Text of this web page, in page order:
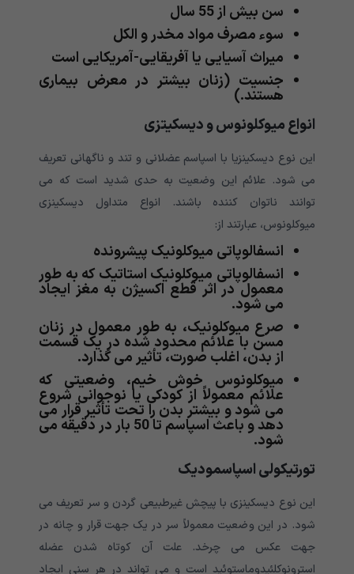
سن بیش از 55 سال
سوء مصرف مواد مخدر و الکل
میراث آسیایی یا آفریقایی-آمریکایی است
جنسیت (زنان بیشتر در معرض بیماری
هستند.)
انواع میوکلونوس و دیسکیتزی
این نوع دیسکینزیا با اسپاسم عضلانی و تند و ناگهانی تعریف
می شود. علائم این وضعیت به حدی شدید است که می
توانند ناتوان کننده باشند. انواع متداول دیسکینزی
میوکلونوس، عبارتند از:
انسفالوپاتی میوکلونیک پیشرونده
انسفالوپاتی میوکلونیک استاتیک که به طور
معمول در اثر قطع اکسیژن به مغز ایجاد
می شود.
صرع میوکلونیک، به طور معمول در زنان
مسن با علائم محدود شده در یک قسمت
از بدن، اغلب صورت، تأثیر می گذارد.
میوکلونوس خوش خیم، وضعیتی که
علائم معمولاً از کودکی یا نوجوانی شروع
می شود و بیشتر بدن را تحت تأثیر قرار می
دهد و باعث اسپاسم تا 50 بار در دقیقه می
شود.
تورتیکولی اسپاسمودیک
این نوع دیسکینزی با پیچش غیرطبیعی گردن و سر تعریف می
شود. در این وضعیت معمولاً سر در یک جهت قرار و چانه در
جهت عکس می چرخد. علت آن کوتاه شدن عضله
استرونوکلئیدوماستوئید است و می تواند در هر سنی ایجاد